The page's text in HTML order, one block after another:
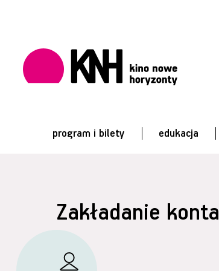
program i bilety edukacja
Zakładanie konta